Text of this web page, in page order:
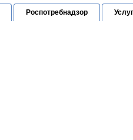
Роспотребнадзор